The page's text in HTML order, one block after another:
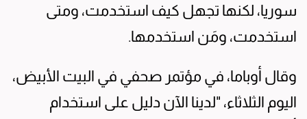
سوريا، لكنها تجهل كيف استخدمت، ومتى
استخدمت، ومَن استخدمها.
وقال أوباما، في مؤتمر صحفي في البيت الأبيض،
اليوم الثلاثاء، "لدينا الآن دليل على استخدام